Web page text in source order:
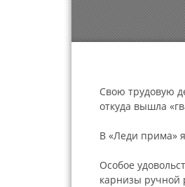
Свою трудовую
откуда вышла
В «Леди прима»
Особое
карнизы ручной